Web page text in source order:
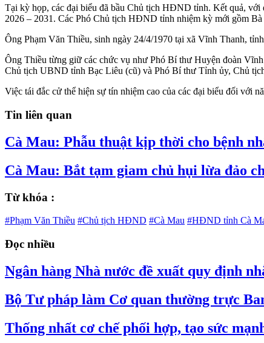
Tại kỳ họp, các đại biểu đã bầu Chủ tịch HĐND tỉnh. Kết quả,
2026 – 2031. Các Phó Chủ tịch HĐND tỉnh nhiệm kỳ mới gồm
Ông Phạm Văn Thiều, sinh ngày 24/4/1970 tại xã Vĩnh Thanh,
Ông Thiều từng giữ các chức vụ như Phó Bí thư Huyện đoàn
Chủ tịch UBND tỉnh Bạc Liêu (cũ) và Phó Bí thư Tỉnh ủy, Chủ
Việc tái đắc cử thể hiện sự tín nhiệm cao của các đại biểu đối với
Tin liên quan
Cà Mau: Phẫu thuật kịp thời cho bệnh
Cà Mau: Bắt tạm giam chủ hụi lừa đảo
Từ khóa :
#Phạm Văn Thiều #Chủ tịch HĐND #Cà Mau #HĐND tỉnh Cà
Đọc nhiều
Ngân hàng Nhà nước đề xuất quy định
Bộ Tư pháp làm Cơ quan thường trực
Thống nhất cơ chế phối hợp, tạo sức